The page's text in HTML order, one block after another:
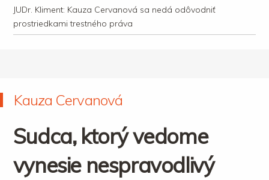
JUDr. Kliment: Kauza Cervanová sa nedá odôvodniť
prostriedkami trestného práva
Kauza Cervanová
Sudca, ktorý vedome
vynesie nespravodlivý